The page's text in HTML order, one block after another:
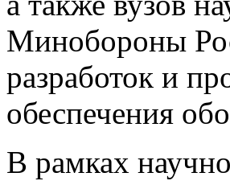
Минобороны
разработок и
обеспечения
В рамках